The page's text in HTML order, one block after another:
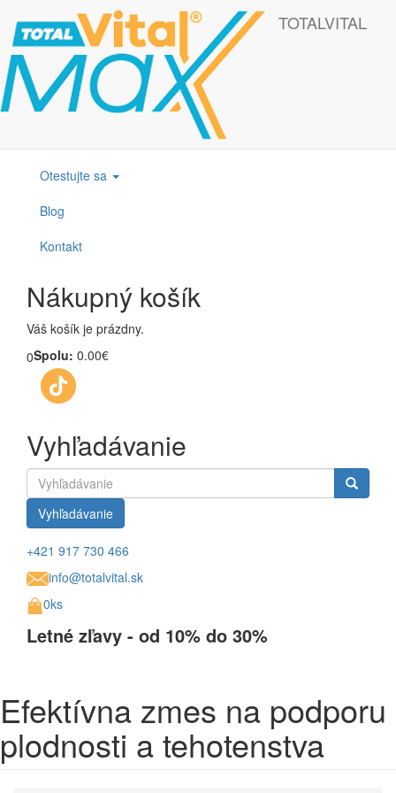
Skočiť na hlavný obsah
Táto webová lokalita používa cookies, ktoré nám pomôžu získať to
najlepšie pri návšteve našich webových stránok.
OK
TOTALVITAL
Otestujte sa
Blog
Kontakt
Nákupný košík
Váš košík je prázdny.
0Spolu: 0.00€
Vyhľadávanie
Vyhľadávanie
+421 917 730 466
info@totalvital.sk
0ks
Letné zľavy - od 10% do 30%
Efektívna zmes na podporu
plodnosti a tehotenstva